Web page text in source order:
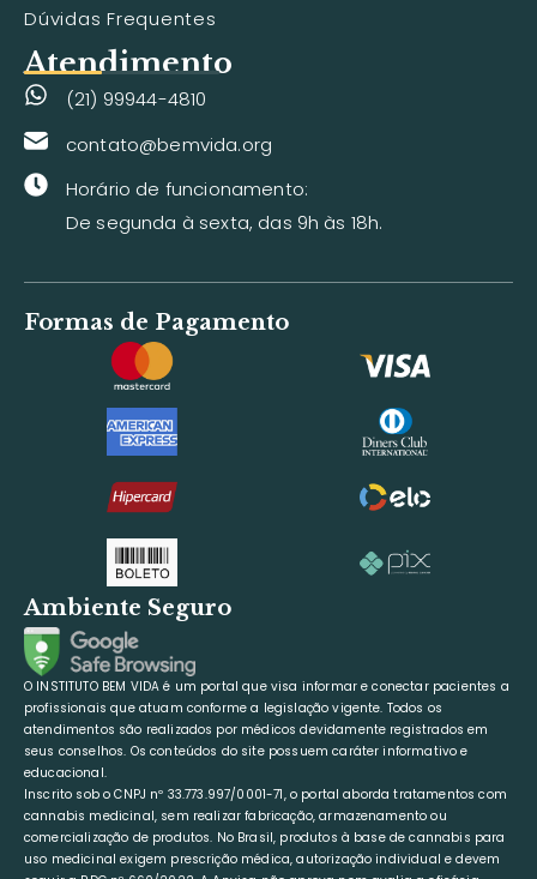
Dúvidas Frequentes
Atendimento
(21) 99944-4810
contato@bemvida.org
Horário de funcionamento:
De segunda à sexta, das 9h às 18h.
Formas de Pagamento
Ambiente Seguro
O INSTITUTO BEM VIDA é um portal que visa informar e conectar pacientes a
profissionais que atuam conforme a legislação vigente. Todos os
atendimentos são realizados por médicos devidamente registrados em
seus conselhos. Os conteúdos do site possuem caráter informativo e
educacional.
Inscrito sob o CNPJ nº 33.773.997/0001-71, o portal aborda tratamentos com
cannabis medicinal, sem realizar fabricação, armazenamento ou
comercialização de produtos. No Brasil, produtos à base de cannabis para
uso medicinal exigem prescrição médica, autorização individual e devem